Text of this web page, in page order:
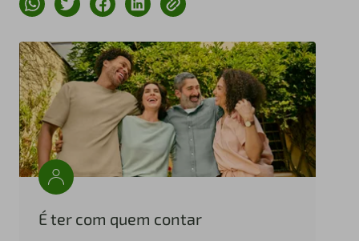
É ter com quem contar